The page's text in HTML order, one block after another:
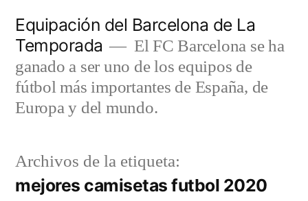
contenido
Equipación del Barcelona de La
Temporada
El FC Barcelona se ha
ganado a ser uno de los equipos de
fútbol más importantes de España, de
Europa y del mundo.
Archivos de la etiqueta:
mejores camisetas futbol 2020